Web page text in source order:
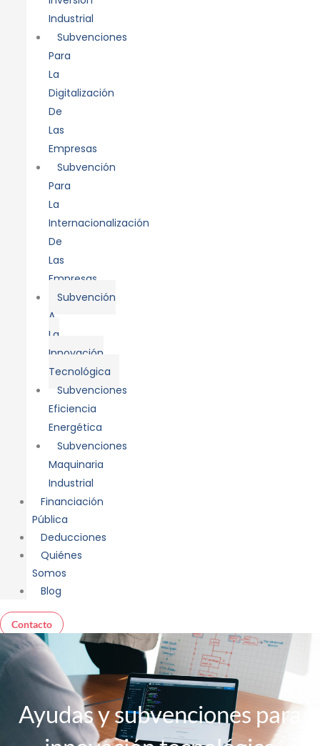
Industrial
Subvenciones
Para
La
Digitalización
De
Las
Empresas
Subvención
Para
La
Internacionalización
De
Las
Empresas
Subvención
A
La
Innovación
Tecnológica
Subvenciones
Eficiencia
Energética
Subvenciones
Maquinaria
Industrial
Financiación
Pública
Deducciones
Quiénes
Somos
Blog
Contacto
Ayudas y subvenciones para